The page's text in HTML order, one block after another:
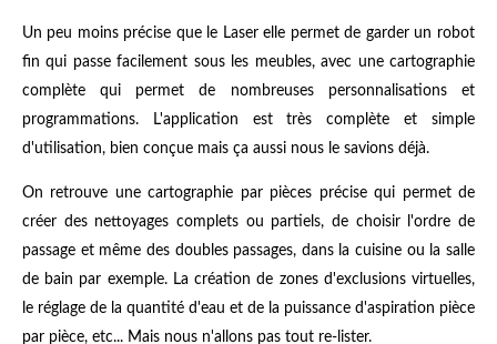
Un peu moins précise que le Laser elle permet de garder un robot
fin qui passe facilement sous les meubles, avec une cartographie
complète qui permet de nombreuses personnalisations et
programmations. L'application est très complète et simple
d'utilisation, bien conçue mais ça aussi nous le savions déjà.
On retrouve une cartographie par pièces précise qui permet de
créer des nettoyages complets ou partiels, de choisir l'ordre de
passage et même des doubles passages, dans la cuisine ou la salle
de bain par exemple. La création de zones d'exclusions virtuelles,
le réglage de la quantité d'eau et de la puissance d'aspiration pièce
par pièce, etc... Mais nous n'allons pas tout re-lister.